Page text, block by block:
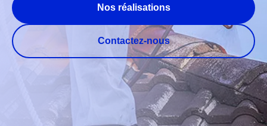
Nos réalisations
Contactez-nous